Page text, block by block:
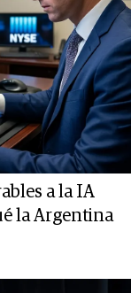
a la IA
la Argentina